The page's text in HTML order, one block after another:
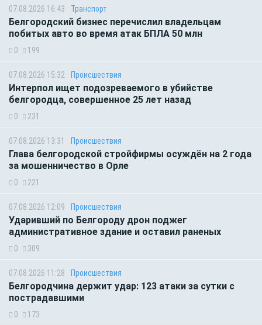
07.08.2026 16:43 Транспорт
Белгородский бизнес перечислил владельцам
побитых авто во время атак БПЛА 50 млн
0 199
07.08.2026 15:32 Происшествия
Интерпол ищет подозреваемого в убийстве
белгородца, совершенное 25 лет назад
0 231
07.08.2026 13:31 Происшествия
Глава белгородской стройфирмы осуждён на 2 года
за мошенничество в Орле
0 221
07.08.2026 12:09 Происшествия
Ударивший по Белгороду дрон поджег
административное здание и оставил раненых
0 309
07.08.2026 11:28 Происшествия
Белгородчина держит удар: 123 атаки за сутки с
пострадавшими
0 173